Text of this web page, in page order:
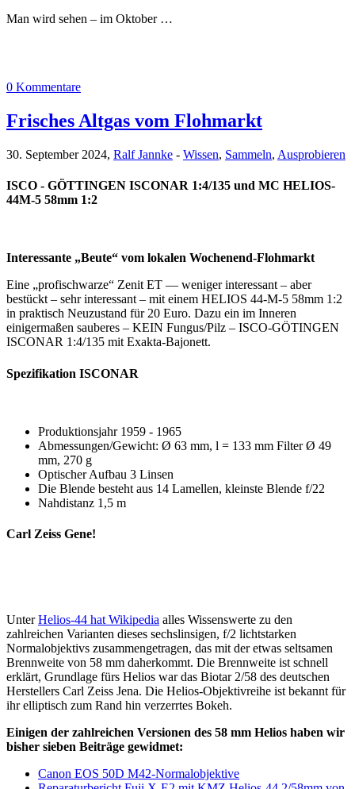
Man wird sehen – im Oktober …
0 Kommentare
Frisches Altgas vom Flohmarkt
30. September 2024, Ralf Jannke - Wissen, Sammeln, Ausprobieren
ISCO - GÖTTINGEN ISCONAR 1:4/135 und MC HELIOS-
44M-5 58mm 1:2
Interessante „Beute“ vom lokalen Wochenend-Flohmarkt
Eine „profischwarze“ Zenit ET — weniger interessant – aber
bestückt – sehr interessant – mit einem HELIOS 44-M-5 58mm 1:2
in praktisch Neuzustand für 20 Euro. Dazu ein im Inneren
einigermaßen sauberes – KEIN Fungus/Pilz – ISCO-GÖTINGEN
ISCONAR 1:4/135 mit Exakta-Bajonett.
Spezifikation ISCONAR
Produktionsjahr 1959 - 1965
Abmessungen/Gewicht: Ø 63 mm, l = 133 mm Filter Ø 49
mm, 270 g
Optischer Aufbau 3 Linsen
Die Blende besteht aus 14 Lamellen, kleinste Blende f/22
Nahdistanz 1,5 m
Carl Zeiss Gene!
UnterHelios-44 hat Wikipedia alles Wissenswerte zu den
zahlreichen Varianten dieses sechslinsigen, f/2 lichtstarken
Normalobjektivs zusammengetragen, das mit der etwas seltsamen
Brennweite von 58 mm daherkommt. Die Brennweite ist schnell
erklärt, Grundlage fürs Helios war das Biotar 2/58 des deutschen
Herstellers Carl Zeiss Jena. Die Helios-Objektivreihe ist bekannt für
ihr elliptisch zum Rand hin verzerrtes Bokeh.
Einigen der zahlreichen Versionen des 58 mm Helios haben wir
bisher sieben Beiträge gewidmet:
Canon EOS 50D M42-Normalobjektive